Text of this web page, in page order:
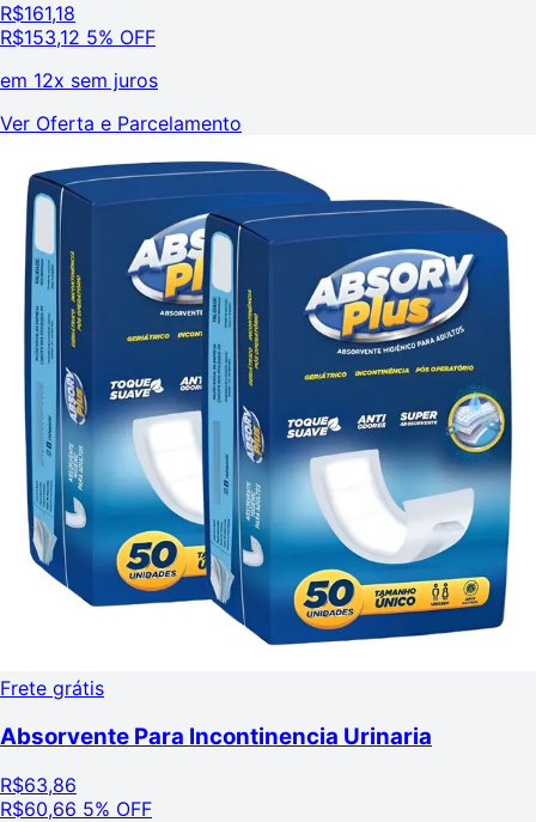
R$161,18
R$153,12 5% OFF
em 12x sem juros
Ver Oferta e Parcelamento
Frete grátis
Absorvente Para Incontinencia Urinaria
R$63,86
R$60,66 5% OFF